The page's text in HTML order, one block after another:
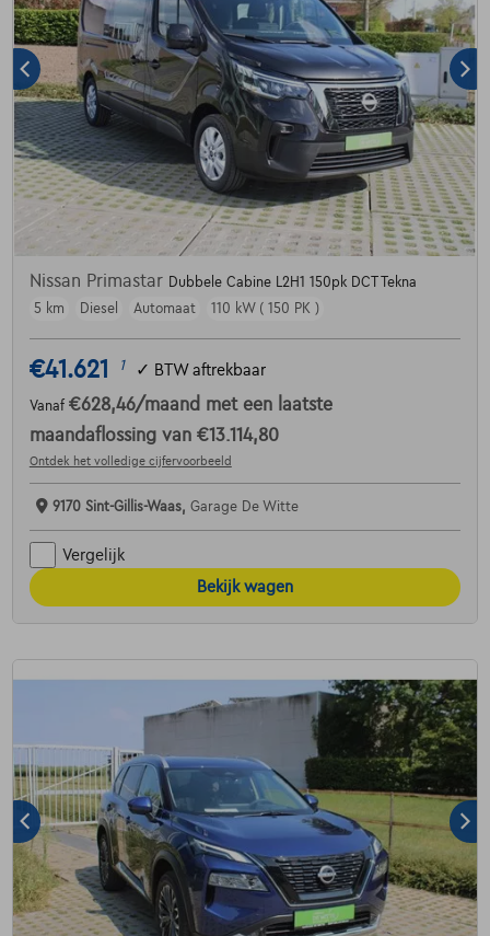
Nissan Primastar Dubbele Cabine L2H1 150pk DCT Tekna
5 km
Diesel Automaat 110 kW ( 150 PK )
€41.621 1 ✓ BTW aftrekbaar
Vanaf €628,46/maand met een laatste
maandaflossing van €13.114,80
Ontdek het volledige cijfervoorbeeld
9170 Sint-Gillis-Waas, Garage De Witte
Vergelijk
Bekijk wagen